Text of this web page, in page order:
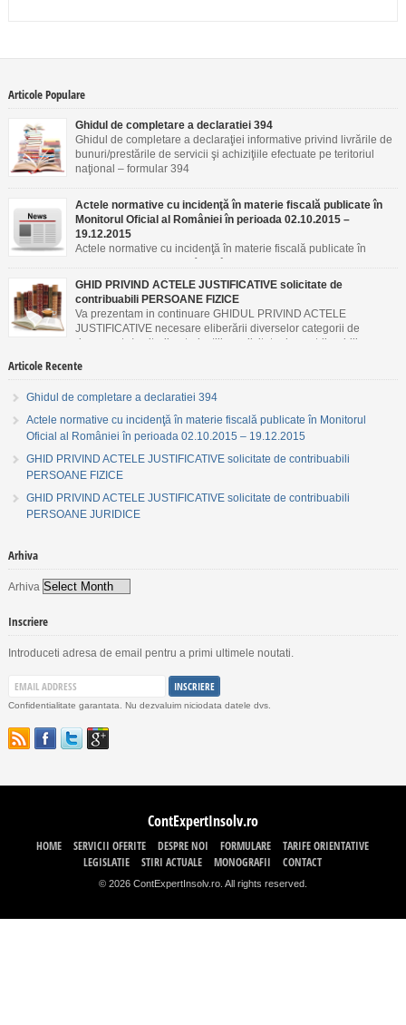
Articole Populare
Ghidul de completare a declaratiei 394
Ghidul de completare a declaraţiei informative privind livrările de
bunuri/prestările de servicii şi achiziţiile efectuate pe teritoriul
naţional – formular 394
Actele normative cu incidenţă în materie fiscală publicate în
Monitorul Oficial al României în perioada 02.10.2015 –
19.12.2015
Actele normative cu incidenţă în materie fiscală publicate în
GHID PRIVIND ACTELE JUSTIFICATIVE solicitate de
contribuabili PERSOANE FIZICE
Va prezentam in continuare GHIDUL PRIVIND ACTELE
JUSTIFICATIVE necesare eliberării diverselor categorii de
documente/emiterii autorizaţiilor solicitate de contribuabili
Articole Recente
Ghidul de completare a declaratiei 394
Actele normative cu incidenţă în materie fiscală publicate în Monitorul
Oficial al României în perioada 02.10.2015 – 19.12.2015
GHID PRIVIND ACTELE JUSTIFICATIVE solicitate de contribuabili
PERSOANE FIZICE
GHID PRIVIND ACTELE JUSTIFICATIVE solicitate de contribuabili
PERSOANE JURIDICE
Arhiva
Arhiva
Inscriere
Introduceti adresa de email pentru a primi ultimele noutati.
Confidentialitate garantata. Nu dezvaluim niciodata datele dvs.
ContExpertInsolv.ro
HOME SERVICII OFERITE DESPRE NOI FORMULARE
TARIFE ORIENTATIVE
LEGISLATIE
STIRI ACTUALE MONOGRAFII CONTACT
© 2026 ContExpertInsolv.ro. All rights reserved.